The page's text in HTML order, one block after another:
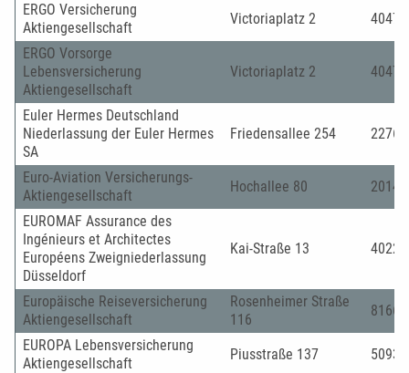
ERGO Versicherung
Aktiengesellschaft
Victoriaplatz 2
40477
ERGO Vorsorge
Lebensversicherung
Aktiengesellschaft
Victoriaplatz 2 40477
Euler Hermes Deutschland
Niederlassung der Euler Hermes
SA
Friedensallee 254 22763
Euro-Aviation Versicherungs-
Aktiengesellschaft
Hochallee 80
20149
EUROMAF Assurance des
Ingénieurs et Architectes
Européens Zweigniederlassung
Düsseldorf
Kai-Straße 13 40221
Europäische Reiseversicherung
Aktiengesellschaft
Rosenheimer Straße
116
81669
EUROPA Lebensversicherung
Aktiengesellschaft
Piusstraße 137
50931